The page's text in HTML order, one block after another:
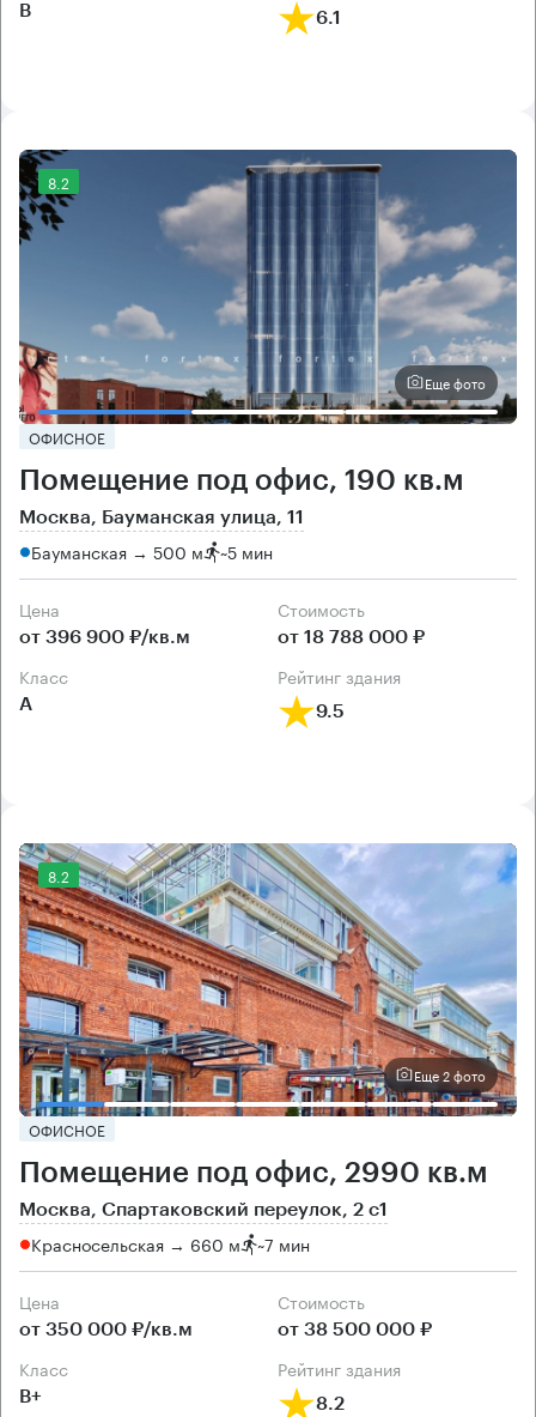
B 6.1
8.2
Еще фото
ОФИСНОЕ
Помещение под офис, 190 кв.м
Москва, Бауманская улица, 11
Бауманская → 500 м ~5 мин
Цена
от 396 900 ₽/кв.м
Cтоимость
от 18 788 000 ₽
класс
А
рейтинг здания
9.5
8.2
Еще 2 фото
ОФИСНОЕ
Помещение под офис, 2990 кв.м
Москва, Спартаковский переулок, 2 с1
Красносельская → 660 м ~7 мин
Цена
от 350 000 ₽/кв.м
Cтоимость
от 38 500 000 ₽
класс
B+
рейтинг здания
8.2